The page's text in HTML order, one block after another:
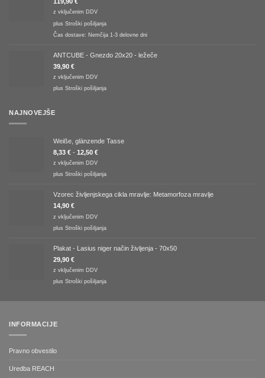
z vključenim DDV
plus Stroški pošiljanja
Čas dostave: Nemčija 1-3 delovne dni
ANTCUBE - Gnezdo 20x20 - ležeče
39,90 €
z vključenim DDV
plus Stroški pošiljanja
NAJNOVEJŠE
Weiße, glänzende Tasse
8,33 € - 12,50 €
z vključenim DDV
plus Stroški pošiljanja
Vzorec življenjskega cikla mravlje: Metamorfoza mravlje
14,90 €
z vključenim DDV
plus Stroški pošiljanja
Plakat - Lasius niger način življenja - 70x50
29,90 €
z vključenim DDV
plus Stroški pošiljanja
INFORMACIJE
Pravno obvestilo
Uredba REACH